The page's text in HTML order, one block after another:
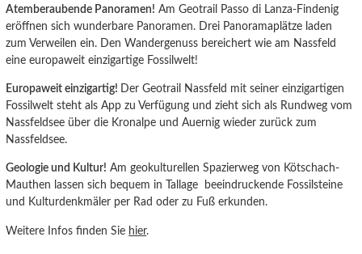
Atemberaubende Panoramen! Am Geotrail Passo di Lanza-Findenig
eröffnen sich wunderbare Panoramen. Drei Panoramaplätze laden
zum Verweilen ein. Den Wandergenuss bereichert wie am Nassfeld
eine europaweit einzigartige Fossilwelt!
Europaweit einzigartig! Der Geotrail Nassfeld mit seiner einzigartigen
Fossilwelt steht als App zu Verfügung und zieht sich als Rundweg vom
Nassfeldsee über die Kronalpe und Auernig wieder zurück zum
Nassfeldsee.
Geologie und Kultur! Am geokulturellen Spazierweg von Kötschach-
Mauthen lassen sich bequem in Tallage beeindruckende Fossilsteine
und Kulturdenkmäler per Rad oder zu Fuß erkunden.
Weitere Infos finden Sie hier.